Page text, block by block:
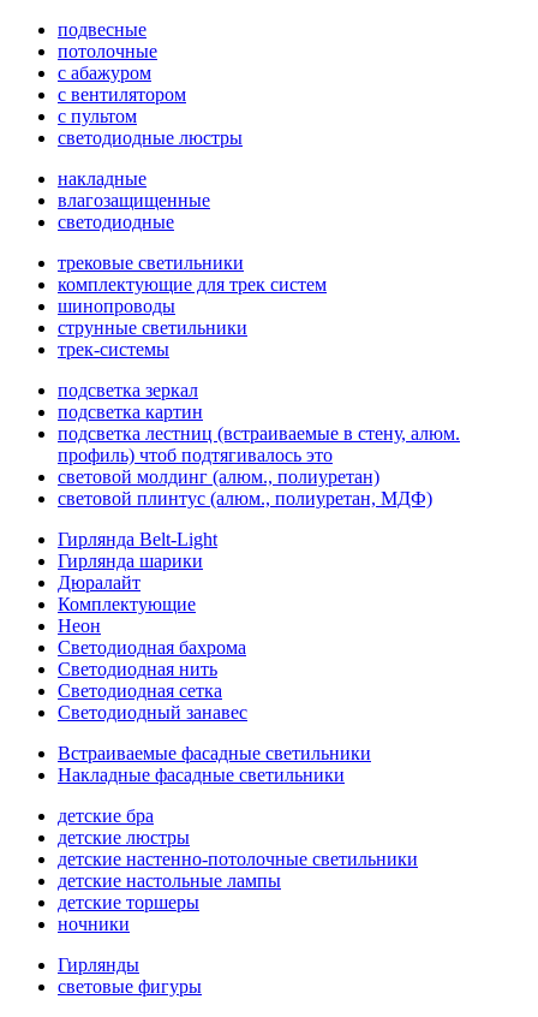
подвесные
потолочные
с абажуром
с вентилятором
с пультом
светодиодные люстры
накладные
влагозащищенные
светодиодные
трековые светильники
комплектующие для трек систем
шинопроводы
струнные светильники
трек-системы
подсветка зеркал
подсветка картин
подсветка лестниц (встраиваемые в стену, алюм.
профиль) чтоб подтягивалось это
световой молдинг (алюм., полиуретан)
световой плинтус (алюм., полиуретан, МДФ)
Гирлянда Belt-Light
Гирлянда шарики
Дюралайт
Комплектующие
Неон
Светодиодная бахрома
Светодиодная нить
Светодиодная сетка
Светодиодный занавес
Встраиваемые фасадные светильники
Накладные фасадные светильники
детские бра
детские люстры
детские настенно-потолочные светильники
детские настольные лампы
детские торшеры
ночники
Гирлянды
световые фигуры